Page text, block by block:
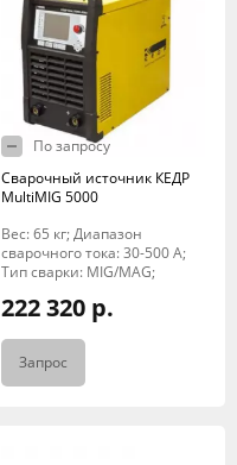
По запросу
Сварочный источник КЕДР
MultiMIG 5000
Вес: 65 кг; Диапазон
сварочного тока: 30-500 А;
Тип сварки: MIG/MAG;
222 320 р.
Запрос